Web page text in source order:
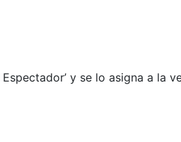
y se lo asigna a la